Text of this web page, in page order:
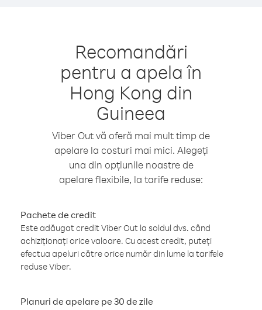
Recomandări
pentru a apela în
Hong Kong din
Guineea
Viber Out vă oferă mai mult timp de
apelare la costuri mai mici. Alegeți
una din opțiunile noastre de
apelare flexibile, la tarife reduse:
Pachete de credit
Este adăugat credit Viber Out la soldul dvs. când
achiziționați orice valoare. Cu acest credit, puteți
efectua apeluri către orice număr din lume la tarifele
reduse Viber.
Planuri de apelare pe 30 de zile